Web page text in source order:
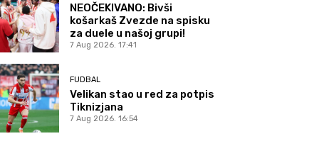
NEOČEKIVANO: Bivši
košarkaš Zvezde na spisku
za duele u našoj grupi!
7 Aug 2026. 17:41
FUDBAL
Velikan stao u red za potpis
Tiknizjana
7 Aug 2026. 16:54